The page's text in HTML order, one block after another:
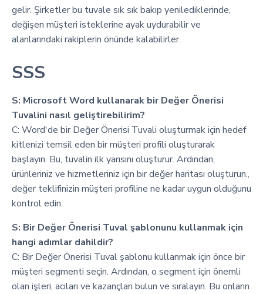
gelir. Şirketler bu tuvale sık sık bakıp yenilediklerinde,
değişen müşteri isteklerine ayak uydurabilir ve
alanlarındaki rakiplerin önünde kalabilirler.
SSS
S: Microsoft Word kullanarak bir Değer Önerisi
Tuvalini nasıl geliştirebilirim?
C: Word'de bir Değer Önerisi Tuvali oluşturmak için hedef
kitlenizi temsil eden bir müşteri profili oluşturarak
başlayın. Bu, tuvalin ilk yarısını oluşturur. Ardından,
ürünleriniz ve hizmetleriniz için bir değer haritası oluşturun.,
değer teklifinizin müşteri profiline ne kadar uygun olduğunu
kontrol edin.
S: Bir Değer Önerisi Tuval şablonunu kullanmak için
hangi adımlar dahildir?
C: Bir Değer Önerisi Tuval şablonu kullanmak için önce bir
müşteri segmenti seçin. Ardından, o segment için önemli
olan işleri, acıları ve kazançları bulun ve sıralayın. Bu onların